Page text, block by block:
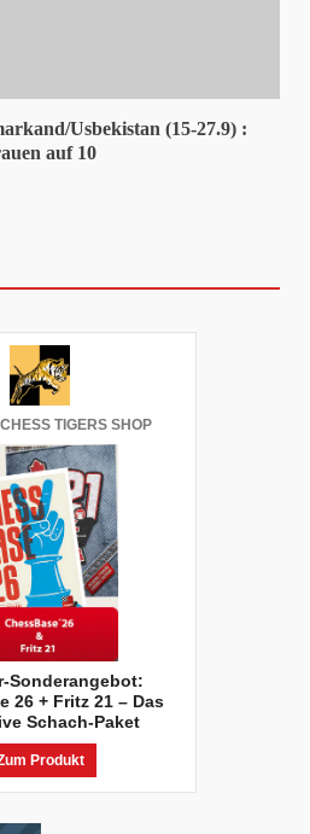
Usbekistan (15-27.9) :
auf 10
TIGERS SHOP
Sonderangebot:
26 + Fritz 21 – Das
Schach-Paket
Produkt